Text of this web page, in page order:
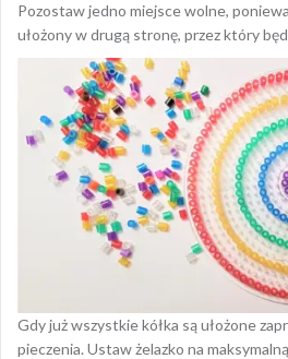
Pozostaw jedno miejsce wolne,
ułożony w drugą stronę, przez który
Gdy już wszystkie kółka są ułożone
pieczenia. Ustaw żelazko na